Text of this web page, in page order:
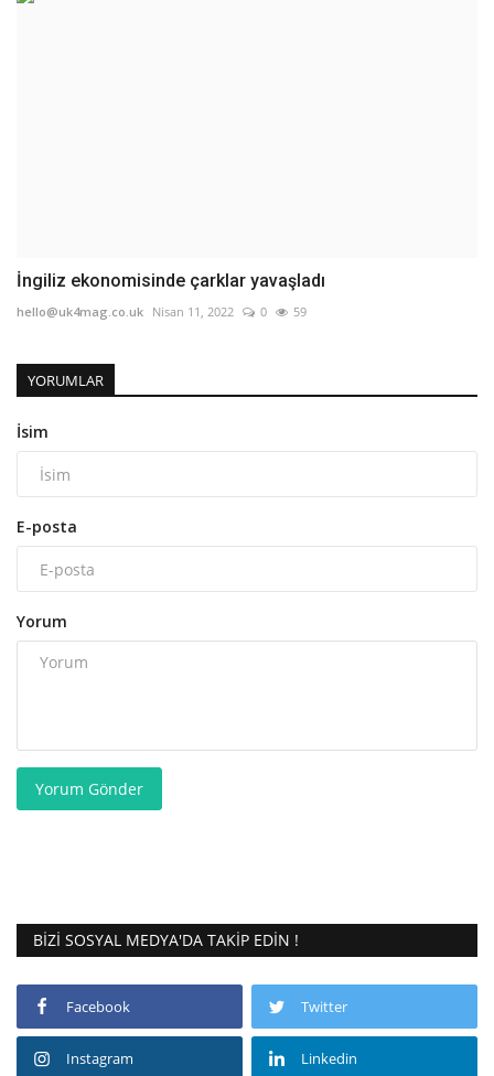
İngiliz ekonomisinde çarklar yavaşladı
hello@uk4mag.co.uk Nisan 11, 2022 0 59
YORUMLAR
İsim
E-posta
Yorum
Yorum Gönder
BIZI SOSYAL MEDYA'DA TAKIP EDIN !
Facebook Twitter
Instagram Linkedin